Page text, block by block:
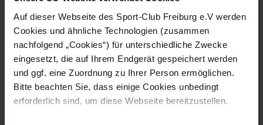
Auf dieser Webseite des Sport-Club Freiburg e.V werden
Cookies und ähnliche Technologien (zusammen
nachfolgend „Cookies“) für unterschiedliche Zwecke
eingesetzt, die auf Ihrem Endgerät gespeichert werden
und ggf. eine Zuordnung zu Ihrer Person ermöglichen.
Bitte beachten Sie, dass einige Cookies unbedingt
erforderlich sind, um diese Webseite bereitzustellen.
MEHR NEWS
EFOOTBALL 06.08.2026